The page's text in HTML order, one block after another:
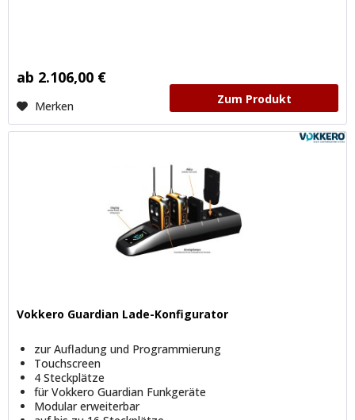
ab 2.106,00 €
Merken Zum Produkt
Vokkero Guardian Lade-Konfigurator
zur Aufladung und Programmierung
Touchscreen
4 Steckplätze
für Vokkero Guardian Funkgeräte
Modular erweiterbar